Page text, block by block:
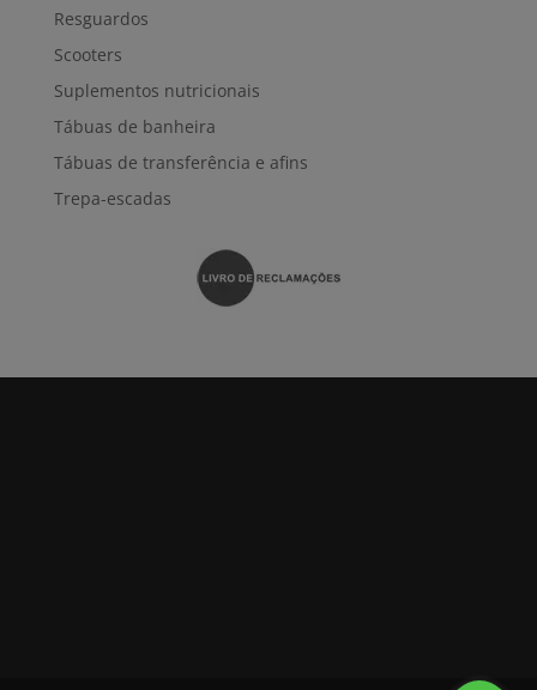
Resguardos
Scooters
Suplementos nutricionais
Tábuas de banheira
Tábuas de transferência e afins
Trepa-escadas